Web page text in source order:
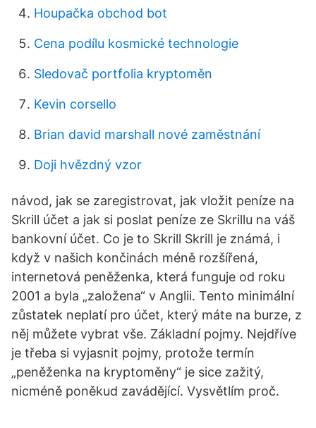
Houpačka obchod bot
Cena podílu kosmické technologie
Sledovač portfolia kryptoměn
Kevin corsello
Brian david marshall nové zaměstnání
Doji hvězdný vzor
návod, jak se zaregistrovat, jak vložit peníze na
Skrill účet a jak si poslat peníze ze Skrillu na váš
bankovní účet. Co je to Skrill Skrill je známá, i
když v našich končinách méně rozšířená,
internetová peněženka, která funguje od roku
2001 a byla „založena“ v Anglii. Tento minimální
zůstatek neplatí pro účet, který máte na burze, z
něj můžete vybrat vše. Základní pojmy. Nejdříve
je třeba si vyjasnit pojmy, protože termín
„peněženka na kryptoměny“ je sice zažitý,
nicméně poněkud zavádějící. Vysvětlím proč.